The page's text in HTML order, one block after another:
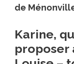
de
Karine,
proposer